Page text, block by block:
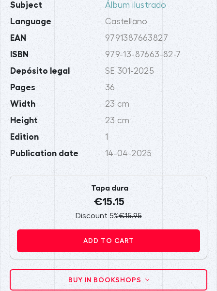
Subject Álbum ilustrado
Language Castellano
EAN 9791387663827
ISBN 979-13-87663-82-7
Depósito legal SE 301-2025
Pages 36
Width 23 cm
Height 23 cm
Edition 1
Publication date 14-04-2025
Tapa dura
€15.15
Discount 5%€15.95
ADD TO CART
BUY IN BOOKSHOPS